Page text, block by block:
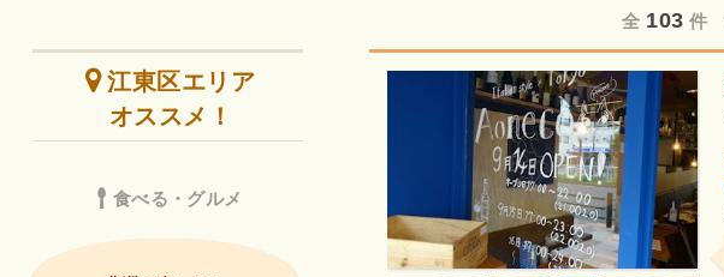
全 103 件
江東区エリア
オススメ！
食べる・グルメ